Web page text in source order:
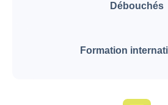
Débouchés
Formation